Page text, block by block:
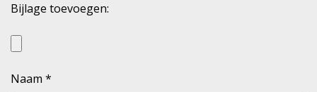
Bijlage toevoegen:
Naam *